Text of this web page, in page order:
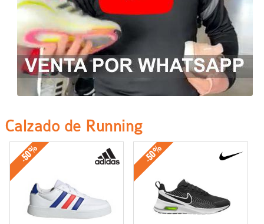
Calzado de Running
-50% -50%